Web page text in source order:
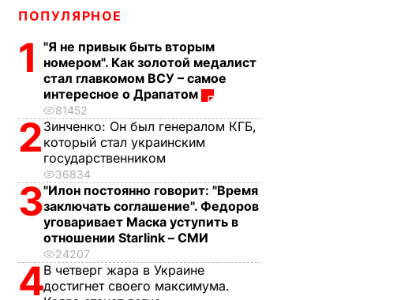
ПОПУЛЯРНОЕ
1
"Я не привык быть вторым
номером". Как золотой медалист
стал главкомом ВСУ – самое
интересное о Драпатом
81452
2 Зинченко: Он был генералом КГБ,
который стал украинским
государственником
36834
3"Илон постоянно говорит: "Время
заключать соглашение". Федоров
уговаривает Маска уступить в
отношении Starlink – СМИ
24207
4В четверг жара в Украине
достигнет своего максимума.